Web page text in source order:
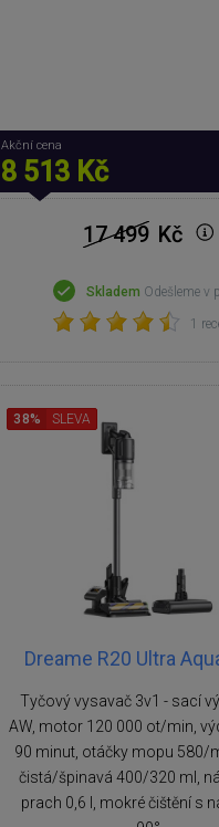
Akční cena
8 513 Kč
17 499 Kč
Skladem Odešleme v
1
Dreame R20 Ultra
Tyčový vysavač 3v1 - sací
AW, motor 120 000 ot/min,
90 minut, otáčky mopu 580/
čistá/špinavá 400/320 ml,
prach 0,6 l, mokré čištění s
38% SLEVA